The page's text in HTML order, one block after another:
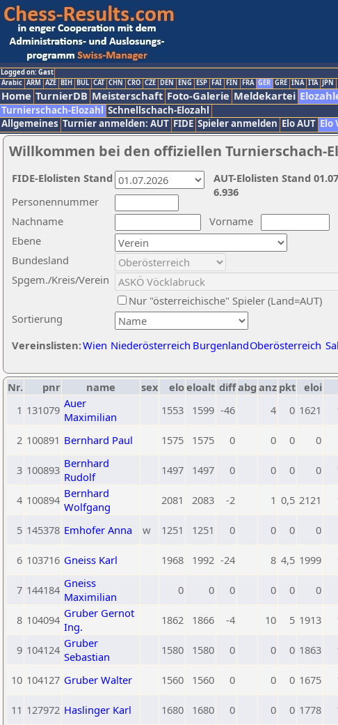
Logged on: Gast
Arabic ARM AZE BIH BUL CAT CHN CRO CZE DEN ENG ESP FAI FIN FRA GER GRE INA ITA JPN
Home TurnierDB Meisterschaft Foto-Galerie Meldekartei
Turnierschach-Elozahl Schnellschach-Elozahl
Allgemeines Turnier anmelden: AUT FIDE Spieler anmelden Elo AUT Elo
Willkommen bei den offiziellen Turnierschach-
Nachname
Vorname
Ebene
Sortierung
Personennummer
Bundesland
Spgem./Kreis/Verein
Nur "österreichische" Spieler (Land=AUT)
Vereinslisten:Wien Niederösterreich BurgenlandOberösterreich
AUT-Elolisten Stand
6.936
FIDE-Elolisten Stand
Nr. pnr name sex eloeloalt diffabg anz pkt eloi
1 131079 Auer
Maximilian
1553 1599 -46 4 0 1621
2 100891 Bernhard Paul 1575 1575 0 0 0 0
3 100893 Bernhard
Rudolf
1497 1497 0 0 0 0
4 100894 Bernhard
Wolfgang
2081 2083 -2 1 0,5 2121
5 145378 Emhofer Anna w 1251 1251 0 0 0 0
6 103716 Gneiss Karl 1968 1992 -24 8 4,5 1999
7 144184 Gneiss
Maximilian
0 0 0 0 0 0
8 104094 Gruber Gernot
Ing.
1862 1866 -4 10 5 1913
9 104124 Gruber
Sebastian
1580 1580 0 0 0 1863
10 104127 Gruber Walter 1560 1560 0 0 0 1675
11 127972 Haslinger Karl 1680 1680 0 0 0 1778